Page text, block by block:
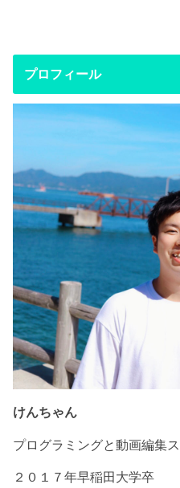
プロフィール
けんちゃん
プログラミングと動画編集
２０１７年早稲田大学卒